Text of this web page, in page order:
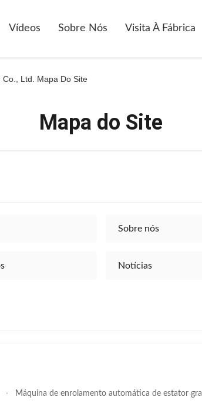
Vídeos Sobre Nós Visita À Fábrica
Ltd. Mapa Do Site
Mapa do Site
Sobre nós
Notícias
Máquina de enrolamento automática de estator grande de alta precisão, servo completo 80 ′′ 280 mm empilhador de bobina de altura de pilha para fabricação de estator de motor industrial de alta potência e grande BLDC EV Drive